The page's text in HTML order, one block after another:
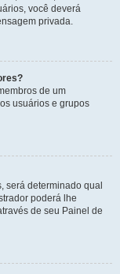
você deverá
privada.
de um
usuários e grupos
será determinado qual
poderá lhe
de seu Painel de